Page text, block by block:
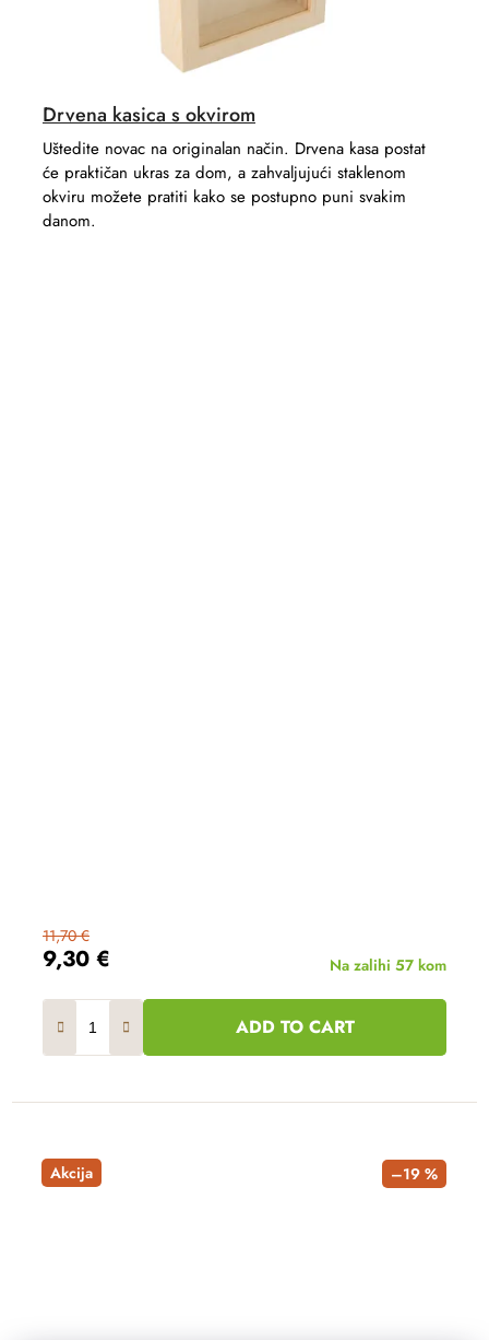
Drvena kasica s okvirom
9,30 €
11,70 €
Na zalihi 57 kom
ADD TO CART
Uštedite novac na originalan način. Drvena kasa postat
će praktičan ukras za dom, a zahvaljujući staklenom
okviru možete pratiti kako se postupno puni svakim
danom.
Akcija –19 %